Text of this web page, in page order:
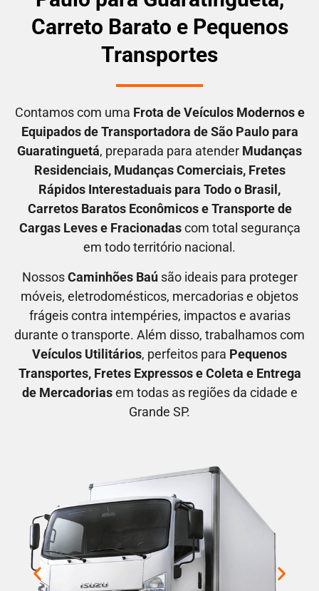
Carreto Barato e Pequenos
Transportes
Contamos com uma Frota de Veículos Modernos e
Equipados de Transportadora de São Paulo para
Guaratinguetá, preparada para atender Mudanças
Residenciais, Mudanças Comerciais, Fretes
Rápidos Interestaduais para Todo o Brasil ,
Carretos Baratos Econômicose Transporte de
Cargas Leves e Fracionadascom total segurança
em todo território nacional.
NossosCaminhões Baúsão ideais para proteger
móveis, eletrodomésticos, mercadorias e objetos
frágeis contra intempéries, impactos e avarias
durante o transporte. Além disso, trabalhamos com
Veículos Utilitários, perfeitos para Pequenos
Transportes, Fretes Expressose Coleta e Entrega
de Mercadoriasem todas as regiões da cidade e
Grande SP.